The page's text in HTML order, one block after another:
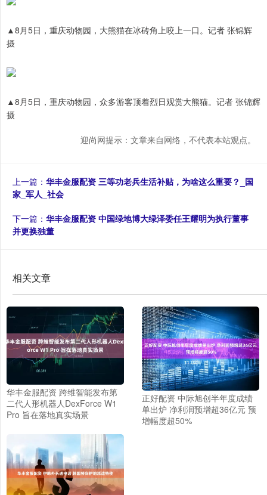
▲8月5日，重庆动物园，大熊猫在冰砖角上咬上一口。记者 张锦辉
摄
▲8月5日，重庆动物园，众多游客顶着烈日观赏大熊猫。记者 张锦辉
摄
迎尚网提示：文章来自网络，不代表本站观点。
上一篇： 华丰金服配资 三等功老兵生活补贴，为啥这么重要？_国
家_军人_社会
下一篇： 华丰金服配资 中国绿地博大绿泽委任王耀明为执行董事
并更换独董
相关文章
华丰金服配资 跨维智能发布第
二代人形机器人DexForce W1
Pro 旨在落地真实场景
正好配资 中际旭创半年度成绩
单出炉 净利润预增超36亿元 预
增幅度超50%